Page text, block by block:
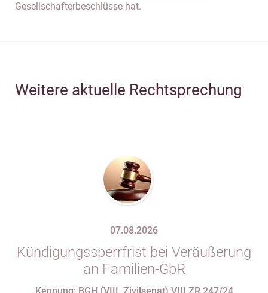
Gesellschafterbeschlüsse hat.
Weitere aktuelle Rechtsprechung
07.08.2026
Kündigungssperrfrist bei Veräußerung
an Familien-GbR